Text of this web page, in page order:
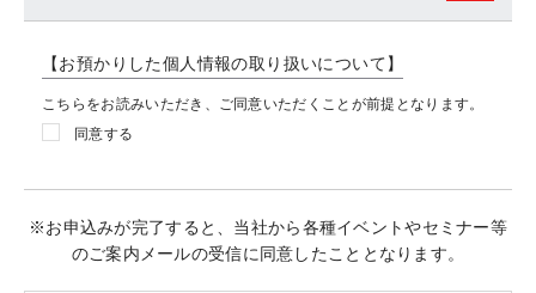
【お預かりした個人情報の取り扱いについて】
こちらをお読みいただき、ご同意いただくことが前提となります。
同意する
※お申込みが完了すると、当社から各種イベントやセミナー等
のご案内メールの受信に同意したこととなります。